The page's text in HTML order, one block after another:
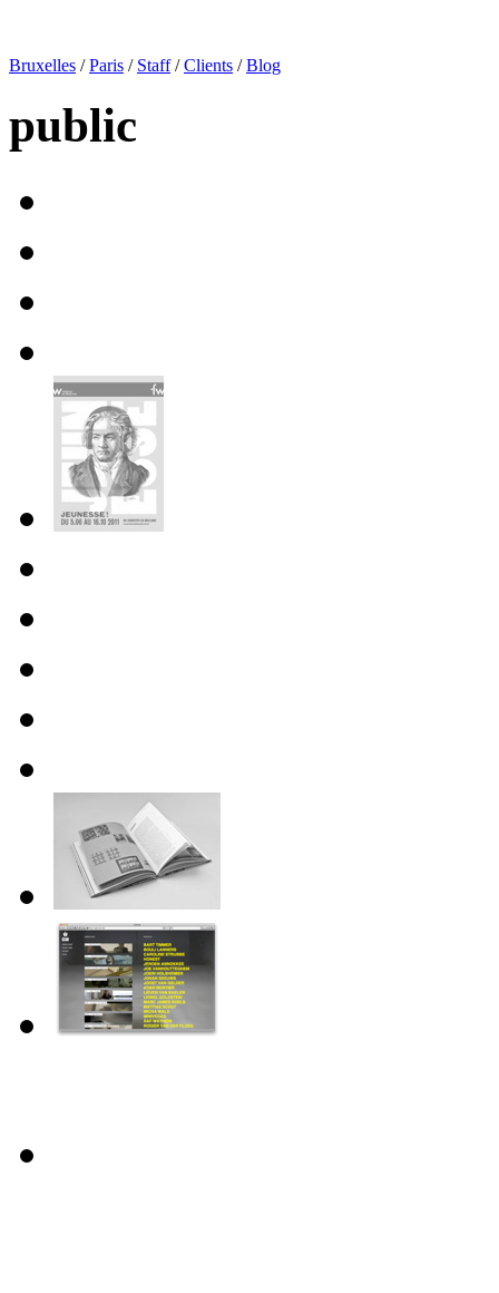
Bruxelles /Paris / Staff/Clients /Blog
public